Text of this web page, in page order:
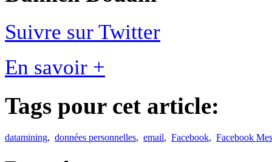
Suivre sur Twitter
En savoir +
Tags pour cet article:
datamining, données personnelles, email, Facebook, Facebook